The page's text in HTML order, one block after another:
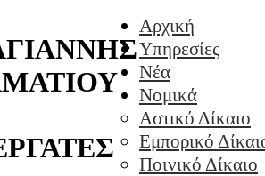
Αρχική
Υπηρεσίες
Νέα
Νομικά
Αστικό Δίκαιο
Εμπορικό
Ποινικό Δίκαιο